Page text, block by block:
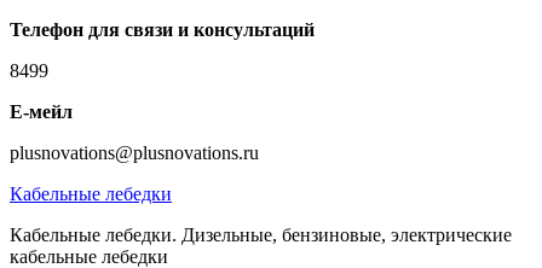
Телефон для связи и консультаций
8499
Е-мейл
plusnovations@plusnovations.ru
Кабельные лебедки
Кабельные лебедки. Дизельные, бензиновые, электрические
кабельные лебедки